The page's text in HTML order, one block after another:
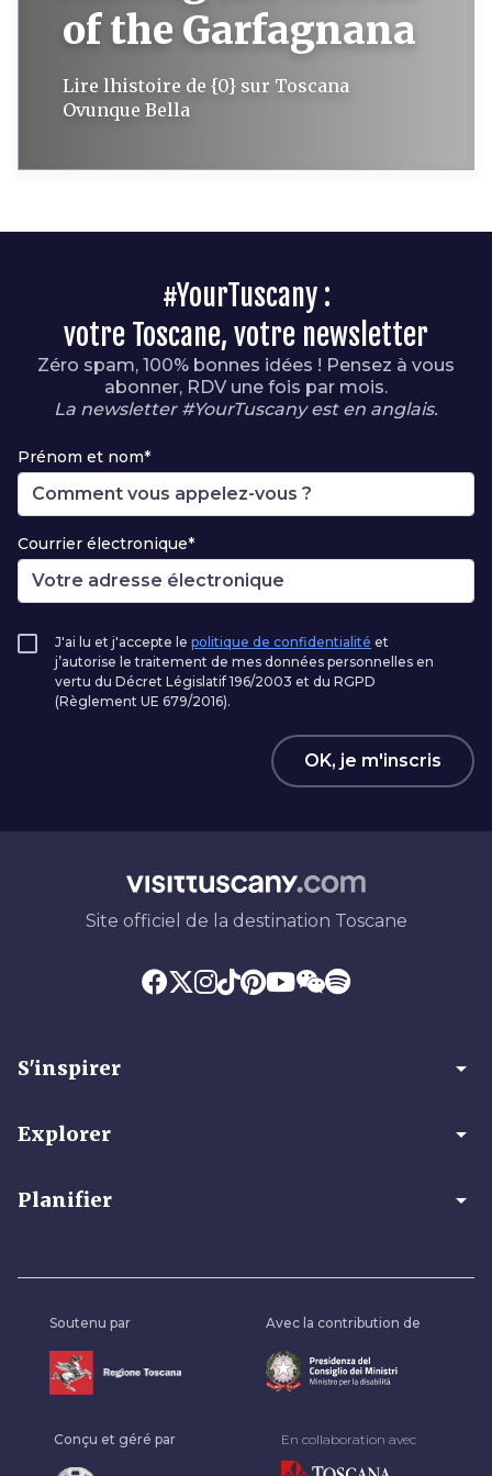
of the Garfagnana
Lire lhistoire de {0} sur Toscana
Ovunque Bella
#YourTuscany :
votre Toscane, votre newsletter
Zéro spam, 100% bonnes idées ! Pensez à vous
abonner, RDV une fois par mois.
La newsletter #YourTuscany est en anglais.
Prénom et nom*
Courrier électronique*
J'ai lu et j'accepte le politique de confidentialité et
j’autorise le traitement de mes données personnelles en
vertu du Décret Législatif 196/2003 et du RGPD
(Règlement UE 679/2016).
OK, je m'inscris
Site officiel de la destination Toscane
S'inspirer arrow_drop_down
Explorer arrow_drop_down
Planifier arrow_drop_down
Soutenu par Avec la contribution de
Conçu et géré par En collaboration avec